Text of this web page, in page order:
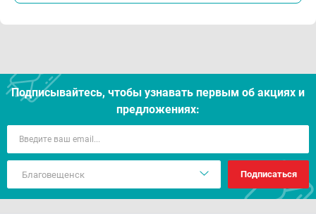
Подписывайтесь, чтобы узнавать первым об акцияx и
предложениях:
Подписаться